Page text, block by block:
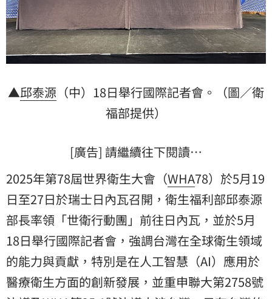
▲邱泰源 （中）18日舉行國際記者會。（圖／衛
福部提供）
[廣告] 請繼續往下閱讀…
2025年第78屆世界衛生大會（WHA78）於5月19
日至27日於瑞士日內瓦召開，衛生福利部邱泰源
部長率領「世衛行動團」前往日內瓦，並於5月
18日舉行國際記者會，強調台灣在全球衛生領域
的能力與貢獻，特別是在人工智慧（AI）應用於
醫療衛生方面的創新發展，並重申聯大第2758號